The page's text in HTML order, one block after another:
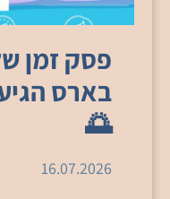
פסק זמן
בארס
🌅
16.07.2026